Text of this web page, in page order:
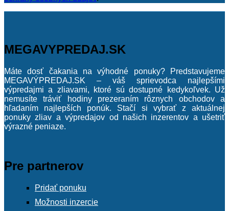
MEGAVYPREDAJ.SK
Máte dosť čakania na výhodné ponuky? Predstavujeme
MEGAVÝPREDAJ.SK – váš sprievodca najlepšími
výpredajmi a zliavami, ktoré sú dostupné kedykoľvek. Už
nemusíte tráviť hodiny prezeraním rôznych obchodov a
hľadaním najlepších ponúk. Stačí si vybrať z aktuálnej
ponuky zliav a výpredajov od našich inzerentov a ušetriť
výrazné peniaze.
Pre partnerov
Pridať ponuku
Možnosti inzercie